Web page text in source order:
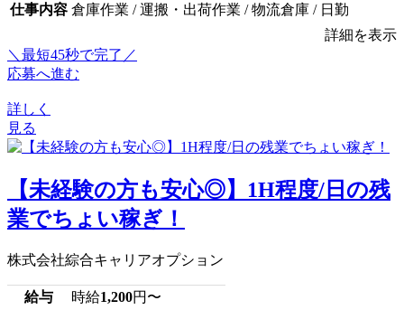
仕事内容 倉庫作業 / 運搬・出荷作業 / 物流倉庫 / 日勤
詳細を表示
＼最短45秒で完了／
応募へ進む
詳しく
見る
【未経験の方も安心◎】1H程度/日の残
業でちょい稼ぎ！
株式会社綜合キャリアオプション
給与 時給1,200円〜